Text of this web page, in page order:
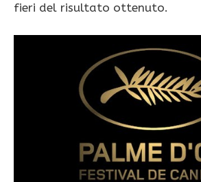
fieri del risultato ottenuto.